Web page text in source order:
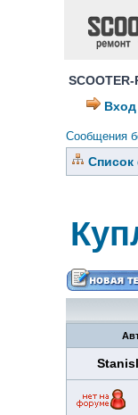
Вход
Сообщения